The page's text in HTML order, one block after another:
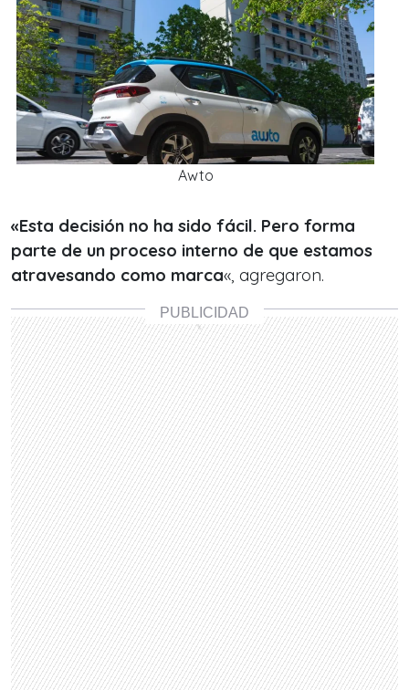
Awto
«Esta decisión no ha sido fácil. Pero forma
parte de un proceso interno de que estamos
atravesando como marca«, agregaron.